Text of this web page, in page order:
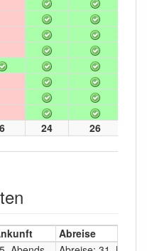
6 24 26
Abreise